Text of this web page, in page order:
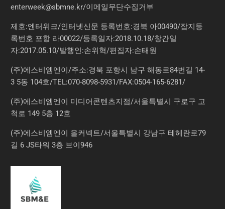
enterweek@sbmne.kr/이메일무단수집거부
제호:엔터위크/인터넷신문 등록번호:경북 아00490/잡지등
록번호 포항 라00022/등록일자:2018.10.18/창간일
자:2017.05.10/발행인:손위혁/편집자:손태원
(주)에스비엠엔이/주소:경북 포항시 남구 해동로84번길 14-
3 5동 104호/TEL:070-8098-5931/FAX:0504-165-6281/
(주)에스비엠엔이 미디어콘텐츠지점/서울특별시 구로구 고
척로 149 5층 12호
(주)에스비엠엔이 올커넥트/서울특별시 강남구 테헤란로79
길 6 JS타워 3층 브이946